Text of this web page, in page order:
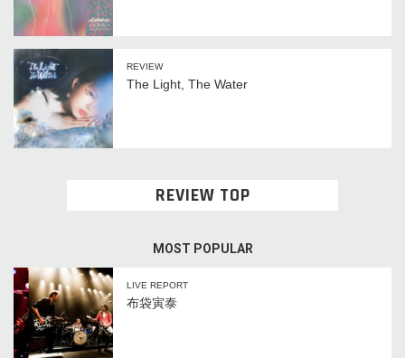
REVIEW
The Light, The Water
REVIEW TOP
MOST POPULAR
LIVE REPORT
布袋寅泰